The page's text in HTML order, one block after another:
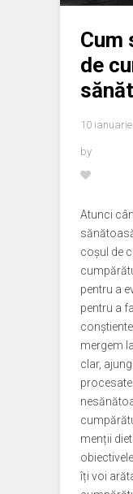
Cum
de
10
by
Atunci
coșul de
pentru a
pentru a
mergem
clar,
menții
îți voi